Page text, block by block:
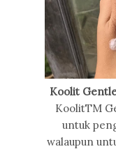
Koolit
KoolitTM
untuk
walaupun